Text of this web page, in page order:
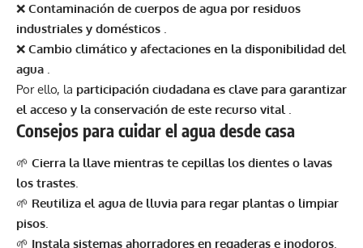
❌ Contaminación de cuerpos de agua por residuos
industriales y domésticos .
❌ Cambio climático y afectaciones en la disponibilidad del
agua .
Por ello, la participación ciudadana es clave para garantizar
el acceso y la conservación de este recurso vital.
Consejos para cuidar el agua desde casa
🌱 Cierra la llave mientras te cepillas los dientes o lavas
los trastes
🌱 Reutiliza el agua de lluvia para regar plantas o limpiar
pisos
🌱 Instala sistemas ahorradores en regaderas e inodoros